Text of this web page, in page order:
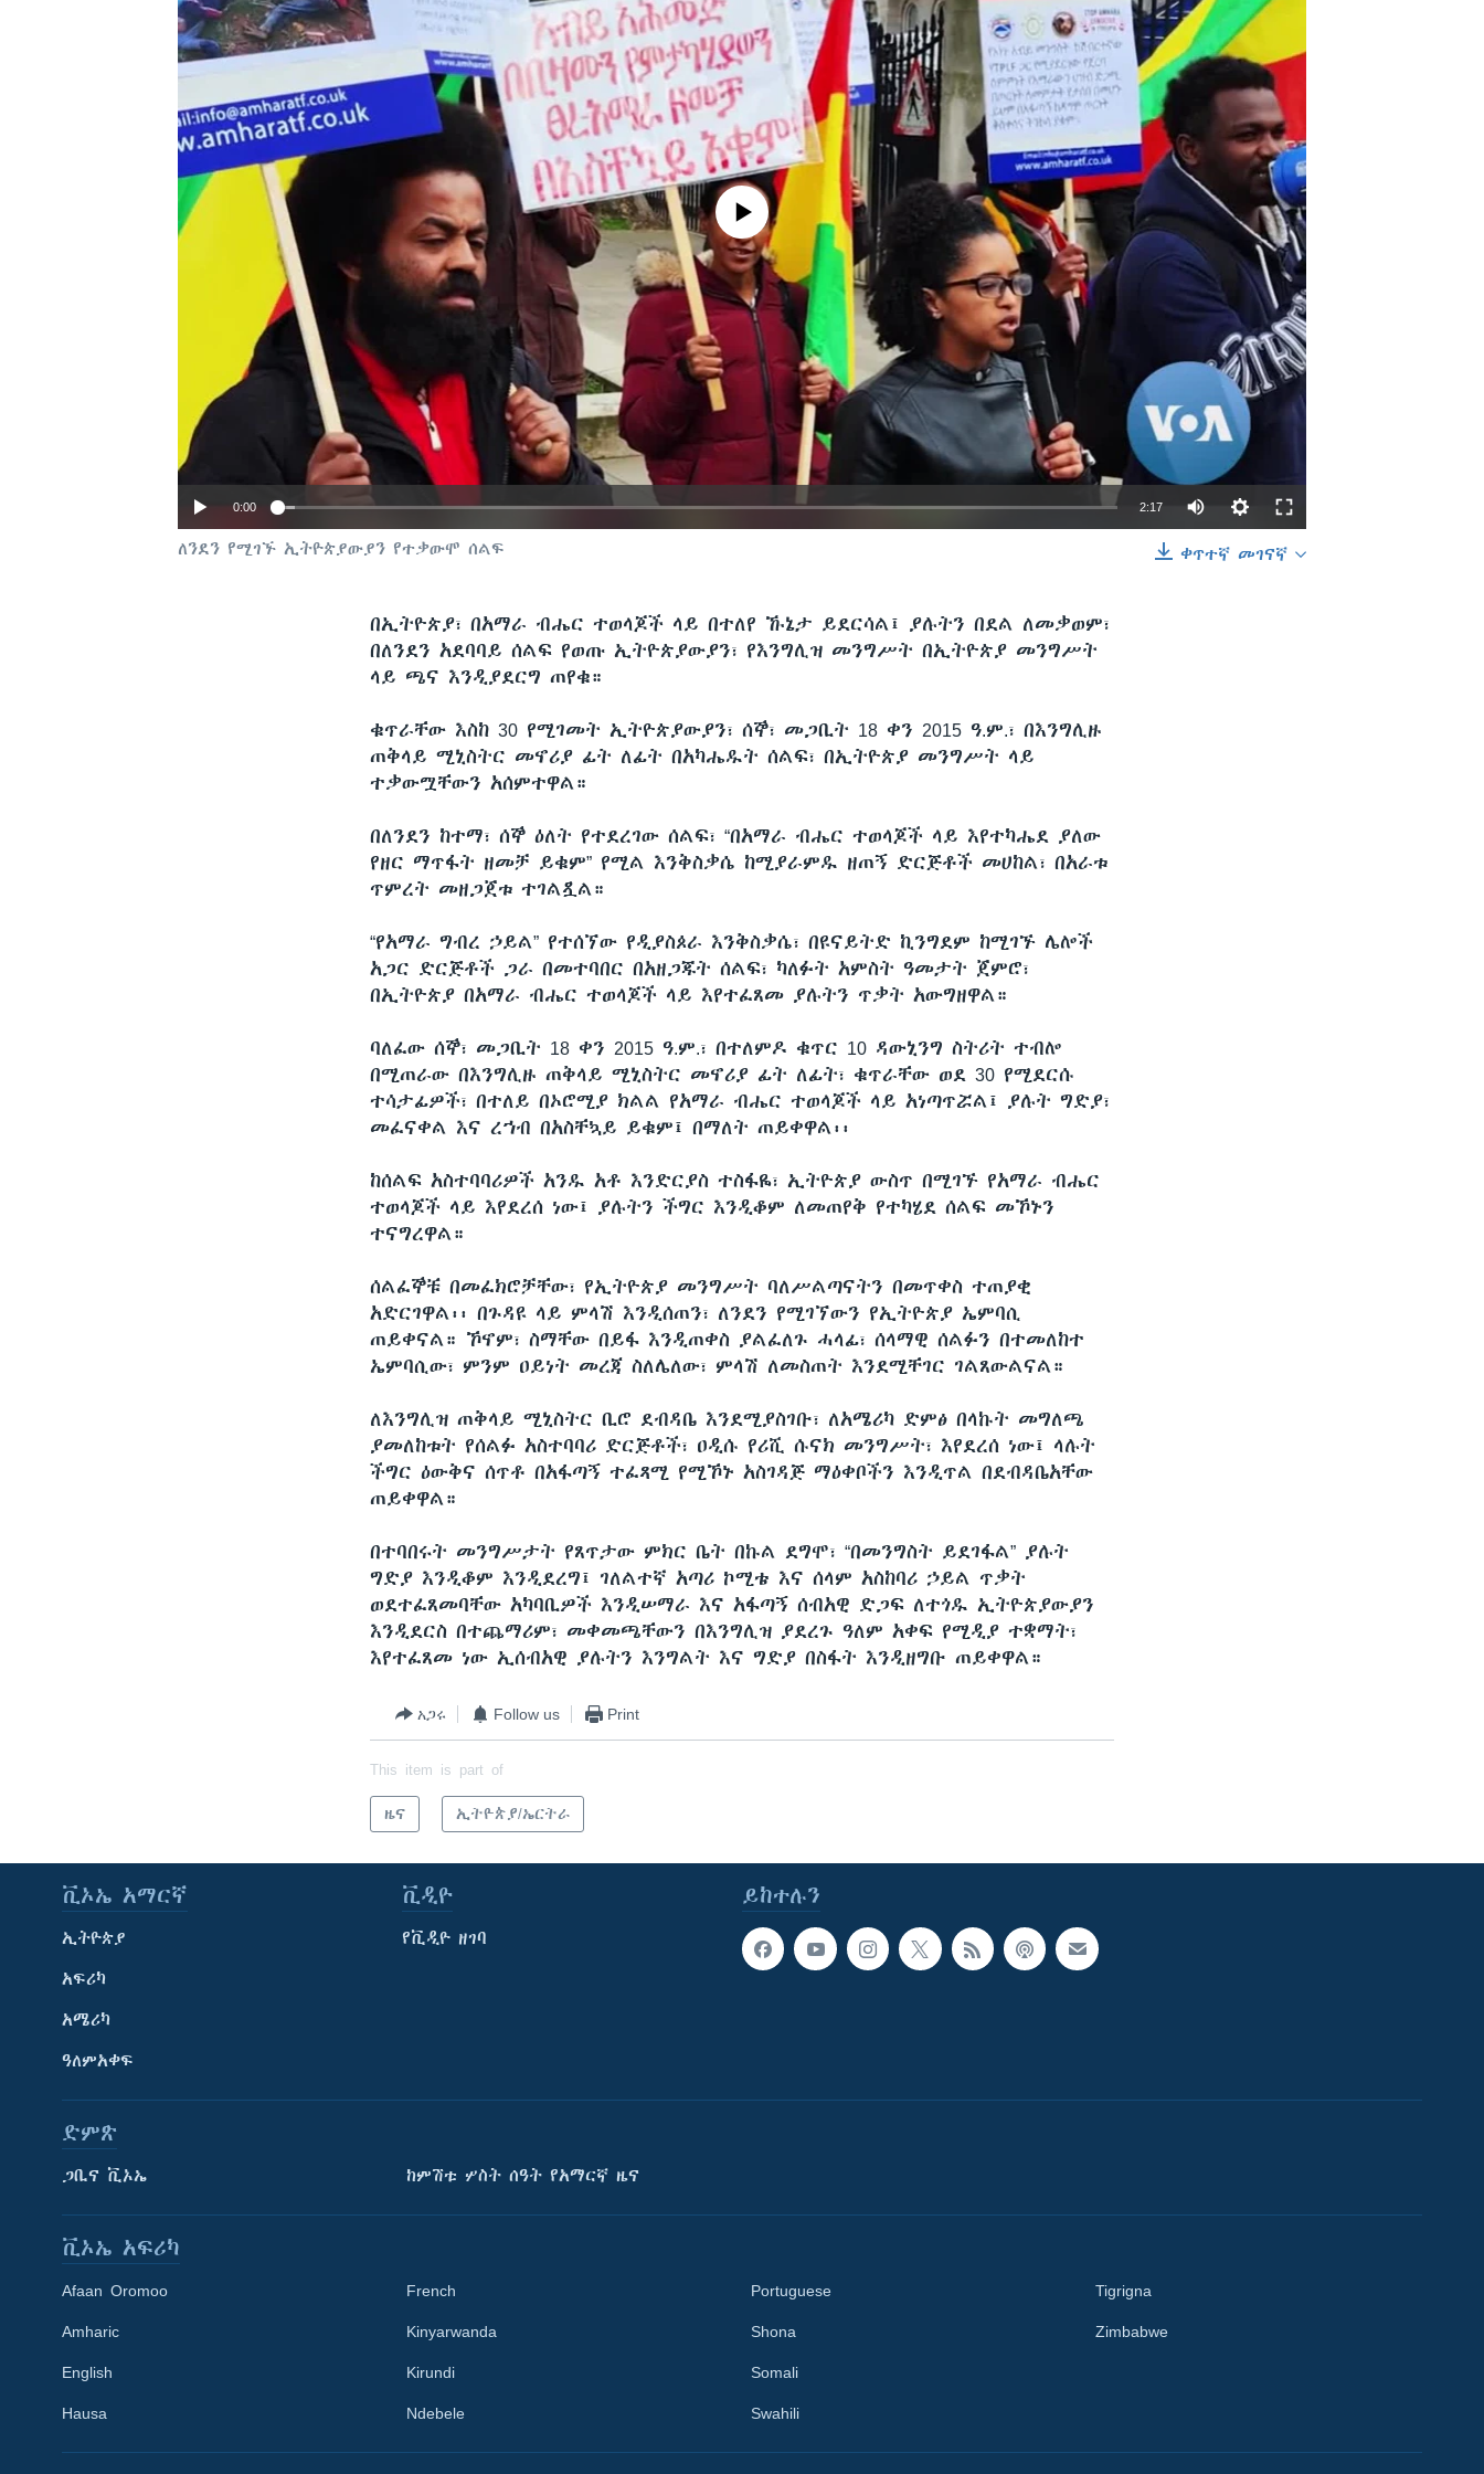
Learning English
No media source currently available
0:00 2:17
ቀጥተኛ መገናኛ
ለንደን የሚገኙ ኢትዮጵያውያን የተቃውሞ ሰልፍ
በኢትዮጵያ፣ በአማራ ብሔር ተወላጆች ላይ በተለየ ኹኔታ ይደርሳል፤ ያሉትን በደል ለመቃወም፣
በለንደን አደባባይ ሰልፍ የወጡ ኢትዮጵያውያን፣ የእንግሊዝ መንግሥት በኢትዮጵያ መንግሥት
ላይ ጫና እንዲያደርግ ጠየቁ።
ቁጥራቸው እስከ 30 የሚገመት ኢትዮጵያውያን፣ ሰኞ፣ መጋቢት 18 ቀን 2015 ዓ.ም.፣ በእንግሊዙ
ጠቅላይ ሚኒስትር መኖሪያ ፊት ለፊት በአካሔዱት ሰልፍ፣ በኢትዮጵያ መንግሥት ላይ
ተቃውሟቸውን አሰምተዋል።
በለንደን ከተማ፣ ሰኞ ዕለት የተደረገው ሰልፍ፣ “በአማራ ብሔር ተወላጆች ላይ እየተካሔደ ያለው
የዘር ማጥፋት ዘመቻ ይቁም” የሚል እንቅስቃሴ ከሚያራምዱ ዘጠኝ ድርጅቶች መሀከል፣ በአራቱ
ጥምረት መዘጋጀቱ ተገልጿል።
“የአማራ ግብረ ኃይል” የተሰኘው የዲያስጶራ እንቅስቃሴ፣ በዩናይትድ ኪንግደም ከሚገኙ ሌሎች
አጋር ድርጅቶች ጋራ በመተባበር በአዘጋጁት ሰልፍ፣ ካለፉት አምስት ዓመታት ጀምሮ፣
በኢትዮጵያ በአማራ ብሔር ተወላጆች ላይ እየተፈጸመ ያሉትን ጥቃት አውግዘዋል።
ባለፈው ሰኞ፣ መጋቢት 18 ቀን 2015 ዓ.ም.፣ በተለምዶ ቁጥር 10 ዳውኒንግ ስትሪት ተብሎ
በሚጠራው በእንግሊዙ ጠቅላይ ሚኒስትር መኖሪያ ፊት ለፊት፣ ቁጥራቸው ወደ 30 የሚደርሱ
ተሳታፊዎች፣ በተለይ በኦሮሚያ ክልል የአማራ ብሔር ተወላጆች ላይ አነጣጥሯል፤ ያሉት ግድያ፣
መፈናቀል እና ረኀብ በአስቸኳይ ይቁም፤ በማለት ጠይቀዋል፡፡
ከሰልፍ አስተባባሪዎች አንዱ አቶ እንድርያስ ተስፋዬ፣ ኢትዮጵያ ውስጥ በሚገኙ የአማራ ብሔር
ተወላጆች ላይ እየደረሰ ነው፤ ያሉትን ችግር እንዲቆም ለመጠየቅ የተካሄደ ሰልፍ መኾኑን
ተናግረዋል።
ሰልፈኞቹ በመፈክሮቻቸው፣ የኢትዮጵያ መንግሥት ባለሥልጣናትን በመጥቀስ ተጠያቂ
አድርገዋል፡፡ በጉዳዩ ላይ ምላሽ እንዲሰጠን፣ ለንደን የሚገኘውን የኢትዮጵያ ኤምባሲ
ጠይቀናል። ኾኖም፣ ስማቸው በይፋ እንዲጠቀስ ያልፈለጉ ሓላፊ፣ ሰላማዊ ሰልፉን በተመለከተ
ኤምባሲው፣ ምንም ዐይነት መረጃ ስለሌለው፣ ምላሽ ለመስጠት እንደሚቸገር ገልጸውልናል።
ለእንግሊዝ ጠቅላይ ሚኒስትር ቢሮ ደብዳቤ እንደሚያስገቡ፣ ለአሜሪካ ድምፅ በላኩት መግለጫ
ያመለከቱት የሰልፉ አስተባባሪ ድርጅቶች፣ ዐዲሱ የሪሺ ሱናክ መንግሥት፣ እየደረሰ ነው፤ ላሉት
ችግር ዕውቅና ሰጥቶ በአፋጣኝ ተፈጻሚ የሚኾኑ አስገዳጅ ማዕቀቦችን እንዲጥል በደብዳቤአቸው
ጠይቀዋል።
በተባበሩት መንግሥታት የጸጥታው ምክር ቤት በኩል ደግሞ፣ “በመንግስት ይደገፋል” ያሉት
ግድያ እንዲቆም እንዲደረግ፤ ገለልተኛ አጣሪ ኮሚቴ እና ሰላም አስከባሪ ኃይል ጥቃት
ወደተፈጸመባቸው አካባቢዎች እንዲሠማራ እና አፋጣኝ ሰብአዊ ድጋፍ ለተጎዱ ኢትዮጵያውያን
እንዲደርስ በተጨማሪም፣ መቀመጫቸውን በእንግሊዝ ያደረጉ ዓለም አቀፍ የሚዲያ ተቋማት፣
እየተፈጸመ ነው ኢሰብአዊ ያሉትን እንግልት እና ግድያ በስፋት እንዲዘግቡ ጠይቀዋል።
አጋሩ Follow us Print
This item is part of
ዜና ኢትዮጵያ/ኤርትራ
ይከተሉን
ቪኦኤ አማርኛ
ኢትዮጵያ
አፍሪካ
አሜሪካ
ዓለምአቀፍ
ቪዲዮ
የቪዲዮ ዘገባ
ድምጽ
ጋቢና ቪኦኤ ከምሽቱ ሦስት ሰዓት የአማርኛ ዜና
ቪኦኤ አፍሪካ
Afaan Oromoo
Amharic
English
Hausa
French
Kinyarwanda
Kirundi
Ndebele
Portuguese
Shona
Somali
Swahili
Tigrigna
Zimbabwe